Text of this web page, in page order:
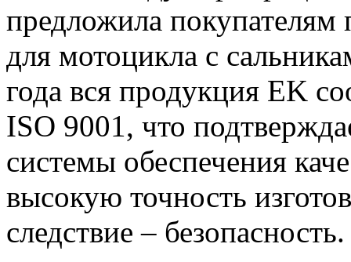
предложила
для мотоцикла с
года вся продукция EK
ISO 9001, что
системы обеспечения
высокую точность
следствие – безопасность.